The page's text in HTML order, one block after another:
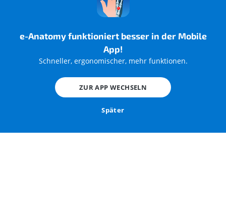
e-Anatomy funktioniert besser in der Mobile
App!
Schneller, ergonomischer, mehr funktionen.
ZUR APP WECHSELN
Später
stammen, die Beziehungen zu den
Grenzstrangganglien dann zu den viszeralen Plexussen